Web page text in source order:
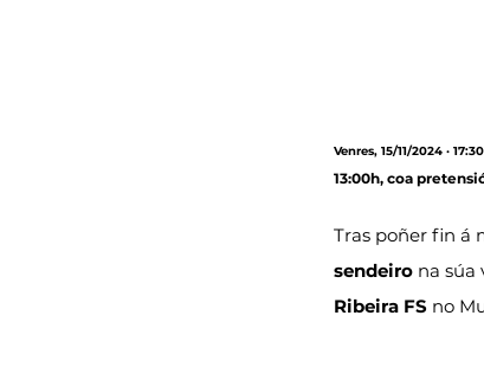
Venres, 15/11/2024 ·
13:00h, coa
Tras poñer fin á
sendeiro na súa
Ribeira FS no